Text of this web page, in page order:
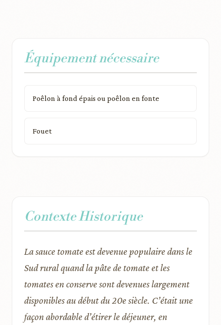
Équipement nécessaire
Poêlon à fond épais ou poêlon en fonte
Fouet
Contexte Historique
La sauce tomate est devenue populaire dans le
Sud rural quand la pâte de tomate et les
tomates en conserve sont devenues largement
disponibles au début du 20e siècle. C’était une
façon abordable d’étirer le déjeuner, en